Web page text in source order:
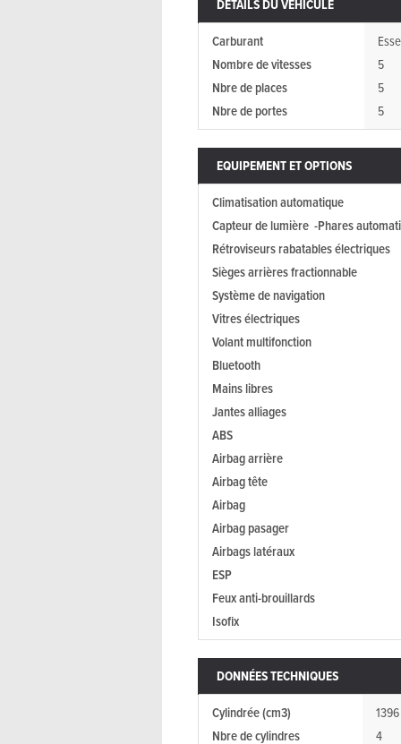
DÉTAILS DU VÉHICULE
Carburant
Nombre de vitesses
5
Nbre de places
5
Nbre de portes
5
EQUIPEMENT ET OPTIONS
Climatisation automatique
Capteur de lumière -Phares
Rétroviseurs rabatables électriques
Sièges arrières fractionnable
Système de navigation
Vitres électriques
Volant multifonction
Bluetooth
Mains libres
Jantes alliages
ABS
Airbag arrière
Airbag tête
Airbag
Airbag pasager
Airbags latéraux
ESP
Feux anti-brouillards
Isofix
DONNÉES TECHNIQUES
Cylindrée (cm3)
Nbre de cylindres
4